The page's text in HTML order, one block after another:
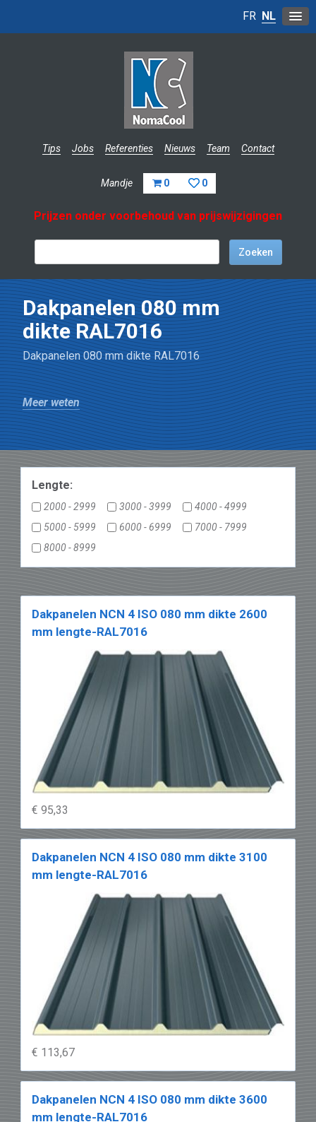
Tips Jobs Referenties Nieuws Team Contact
Mandje 0 0
FR NL
Prijzen onder voorbehoud van prijswijzigingen
Dakpanelen 080 mm
dikte RAL7016
Dakpanelen 080 mm dikte RAL7016
Meer weten
Lengte:
2000 - 2999 3000 - 3999
4000 - 4999
5000 - 5999
6000 - 6999
7000 - 7999
8000 - 8999
Dakpanelen NCN 4 ISO 080 mm dikte 2600
mm lengte-RAL7016
€ 95,33
Dakpanelen NCN 4 ISO 080 mm dikte 3100
mm lengte-RAL7016
€ 113,67
Dakpanelen NCN 4 ISO 080 mm dikte 3600
mm lengte-RAL7016